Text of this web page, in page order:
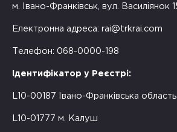
м. Івано-Франківськ, вул. Василіянок
Електронна адреса: rai@trkrai.com
Телефон: 068-0000-198
Ідентифікатор у Реєстрі:
L10-00187 Івано-Франківська область
L10-01777 м. Калуш